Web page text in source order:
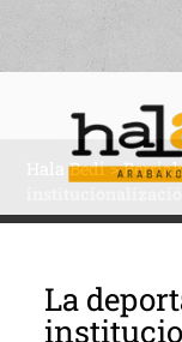
Hala Bedi>
La